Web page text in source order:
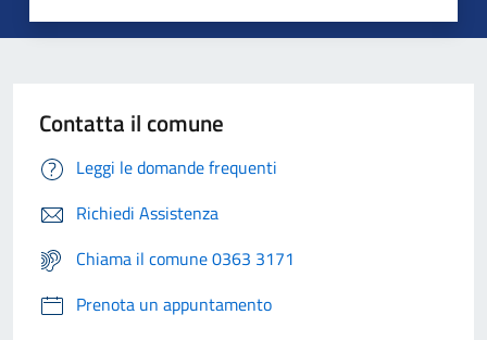
Contatta il comune
Leggi le domande frequenti
Richiedi Assistenza
Chiama il comune 0363 3171
Prenota un appuntamento